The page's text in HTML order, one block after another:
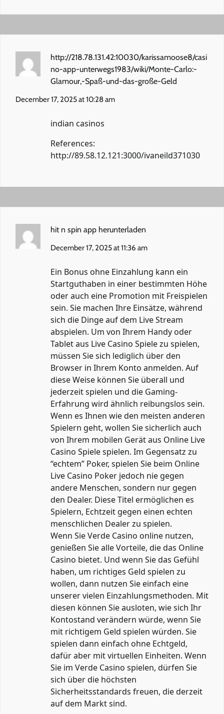
http://218.78.131.42:10030/karissamoose8/casi
no-app-unterwegs1983/wiki/Monte-Carlo:-
Glamour,-Spaß-und-das-große-Geld
December 17, 2025 at 10:28 am
indian casinos
References:
http://89.58.12.121:3000/ivaneild371030
hit n spin app herunterladen
December 17, 2025 at 11:36 am
Ein Bonus ohne Einzahlung kann ein
Startguthaben in einer bestimmten Höhe
oder auch eine Promotion mit Freispielen
sein. Sie machen Ihre Einsätze, während
sich die Dinge auf dem Live Stream
abspielen. Um von Ihrem Handy oder
Tablet aus Live Casino Spiele zu spielen,
müssen Sie sich lediglich über den
Browser in Ihrem Konto anmelden. Auf
diese Weise können Sie überall und
jederzeit spielen und die Gaming-
Erfahrung wird ähnlich reibungslos sein.
Wenn es Ihnen wie den meisten anderen
Spielern geht, wollen Sie sicherlich auch
von Ihrem mobilen Gerät aus Online Live
Casino Spiele spielen. Im Gegensatz zu
“echtem” Poker, spielen Sie beim Online
Live Casino Poker jedoch nie gegen
andere Menschen, sondern nur gegen
den Dealer. Diese Titel ermöglichen es
Spielern, Echtzeit gegen einen echten
menschlichen Dealer zu spielen.
Wenn Sie Verde Casino online nutzen,
genießen Sie alle Vorteile, die das Online
Casino bietet. Und wenn Sie das Gefühl
haben, um richtiges Geld spielen zu
wollen, dann nutzen Sie einfach eine
unserer vielen Einzahlungsmethoden. Mit
diesen können Sie ausloten, wie sich Ihr
Kontostand verändern würde, wenn Sie
mit richtigem Geld spielen würden. Sie
spielen dann einfach ohne Echtgeld,
dafür aber mit virtuellen Einheiten. Wenn
Sie im Verde Casino spielen, dürfen Sie
sich über die höchsten
Sicherheitsstandards freuen, die derzeit
auf dem Markt sind.